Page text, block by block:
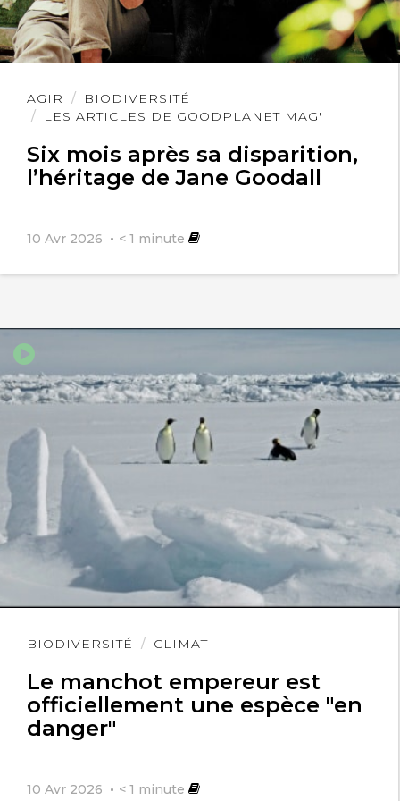
AGIR
BIODIVERSITÉ
LES ARTICLES DE GOODPLANET MAG'
Six mois après sa disparition,
l’héritage de Jane Goodall
10 Avr 2026 < 1 minute
Lire
l'article
BIODIVERSITÉ CLIMAT
Le manchot empereur est
officiellement une espèce "en
danger"
10 Avr 2026 < 1 minute
Lire